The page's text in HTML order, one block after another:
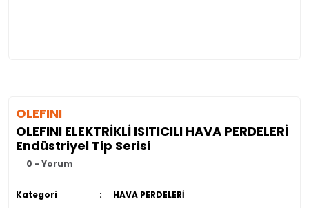
OLEFINI
OLEFINI ELEKTRİKLİ ISITICILI HAVA PERDELERİ
Endüstriyel Tip Serisi
0 - Yorum
Kategori
HAVA PERDELERİ